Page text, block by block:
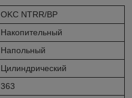
OKC NTRR/BP
Накопительный
Напольный
Цилиндрический
363